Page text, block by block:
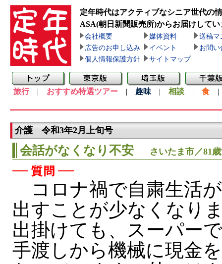
定年時代はアクティブなシニア世代の
ASA(朝日新聞販売所)からお届けしてい
会社概要 媒体資料
送稿マ
広告のお申し込み
イベント
お問い
個人情報保護方針
サイトマップ
旅行| おすすめ特選ツアー | 趣味 | 相談 | 食
介護 令和3年2月上旬号
会話がなくなり不安 さいたま市／81
コロナ禍で自粛生活
出すことが少なくなり
出掛けても、スーパー
手渡しから機械に現金